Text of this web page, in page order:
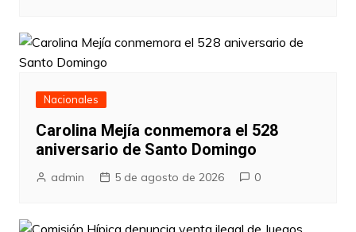
Nacionales
Carolina Mejía conmemora el 528
aniversario de Santo Domingo
admin 5 de agosto de 2026 0